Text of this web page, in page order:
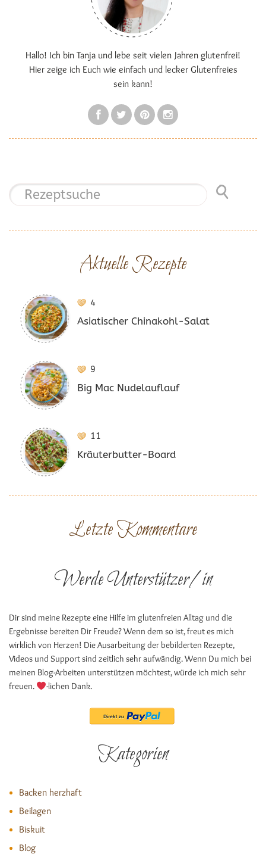
Hallo! Ich bin Tanja und lebe seit vielen Jahren glutenfrei!
Hier zeige ich Euch wie einfach und lecker Glutenfreies
sein kann!
Aktuelle Rezepte
4
Asiatischer Chinakohl-Salat
9
Big Mac Nudelauflauf
11
Kräuterbutter-Board
Letzte Kommentare
Werde Unterstützer/in
Dir sind meine Rezepte eine Hilfe im glutenfreien Alltag und die
Ergebnisse bereiten Dir Freude? Wenn dem so ist, freut es mich
wirklich von Herzen! Die Ausarbeitung der bebilderten Rezepte,
Videos und Support sind zeitlich sehr aufwändig. Wenn Du mich bei
meinen Blog-Arbeiten unterstützen möchtest, würde ich mich sehr
freuen.
-lichen Dank.
Kategorien
Backen herzhaft
Beilagen
Biskuit
Blog